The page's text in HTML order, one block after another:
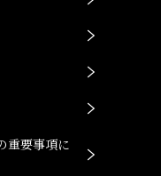
重要事項に